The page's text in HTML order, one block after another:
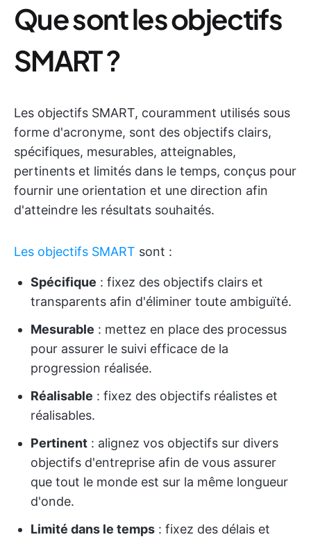
Que sont les objectifs
SMART ?
Les objectifs SMART, couramment utilisés sous
forme d'acronyme, sont des objectifs clairs,
spécifiques, mesurables, atteignables,
pertinents et limités dans le temps, conçus pour
fournir une orientation et une direction afin
d'atteindre les résultats souhaités.
Les objectifs SMART sont :
Spécifique : fixez des objectifs clairs et
transparents afin d'éliminer toute ambiguïté.
Mesurable : mettez en place des processus
pour assurer le suivi efficace de la
progression réalisée.
Réalisable : fixez des objectifs réalistes et
réalisables.
Pertinent : alignez vos objectifs sur divers
objectifs d'entreprise afin de vous assurer
que tout le monde est sur la même longueur
d'onde.
Limité dans le temps : fixez des délais et